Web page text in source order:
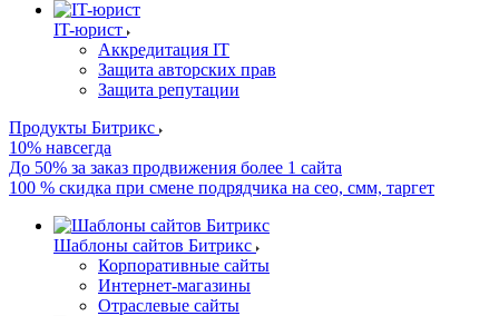
IT-юрист
Аккредитация IT
Защита авторских прав
Защита репутации
Продукты Битрикс
10% навсегда
До 50% за заказ продвижения более 1 сайта
100 % скидка при смене подрядчика на сео, смм, таргет
Шаблоны сайтов Битрикс
Корпоративные сайты
Интернет-магазины
Отраслевые сайты